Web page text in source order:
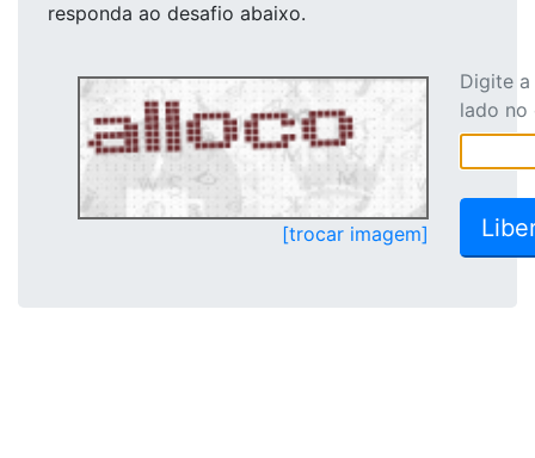
responda ao desafio abaixo.
[trocar imagem]
Digite
lado no